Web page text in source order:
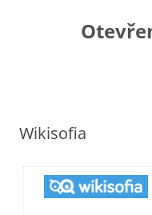
Wikisofia